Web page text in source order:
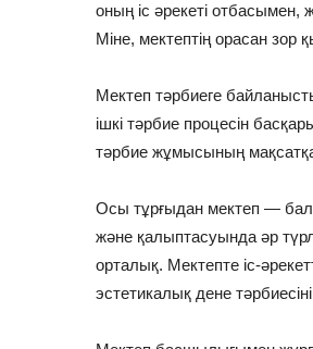
оның іс әрекеті
Міне, мектептің орасан зор
Мектеп тәрбиеге
ішкі тәрбие процесін
тәрбие жұмысының
Осы тұрғыдан мектеп —
және қалыптасуында әр
орталық. Мектепте іс-
эстетикалық дене